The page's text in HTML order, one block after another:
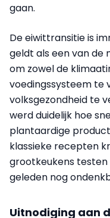
gaan.
De eiwittransitie is
geldt als een van
om zowel de
voedingssysteem te
volksgezondheid te
werd duidelijk hoe
plantaardige
klassieke recepten
grootkeukens testen
geleden nog
Uitnodiging aan